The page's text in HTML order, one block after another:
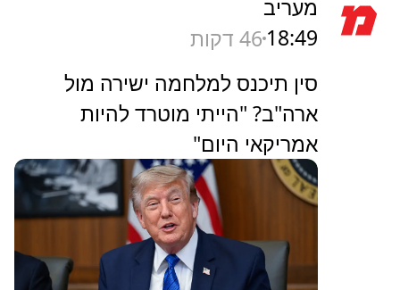
מעריב
18:49 46 דקות
סין תיכנס למלחמה ישירה מול
ארה"ב? "הייתי מוטרד להיות
אמריקאי היום"